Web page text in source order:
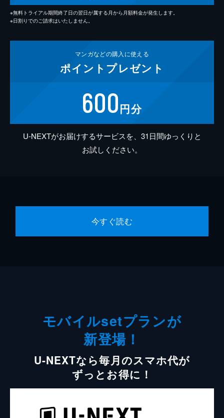
※無料トライアル期間終了日の翌日が属する月から月額料金が発生します。
※日割りでのご請求はいたしません。
マンガなどの購入に使える
ポイント プレゼント
600円分
U-NEXTがお届けするサービスを、31日間ゆっくりと
お試しください。
今すぐ読む
モバイルsetプランが
新登場！
U-NEXTなら毎月のスマホ代が
ずっとお得に！